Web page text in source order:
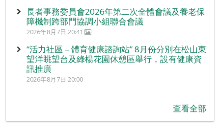
長者事務委員會2026年第二次全體會議及養老保
障機制跨部門協調小組聯合會議
2026年8月7日 20:41
“活力社區 – 體育健康諮詢站” 8月份分別在松山東
望洋眺望台及綠楊花園休憩區舉行，設有健康資
訊推廣
2026年8月7日 20:00
查看全部